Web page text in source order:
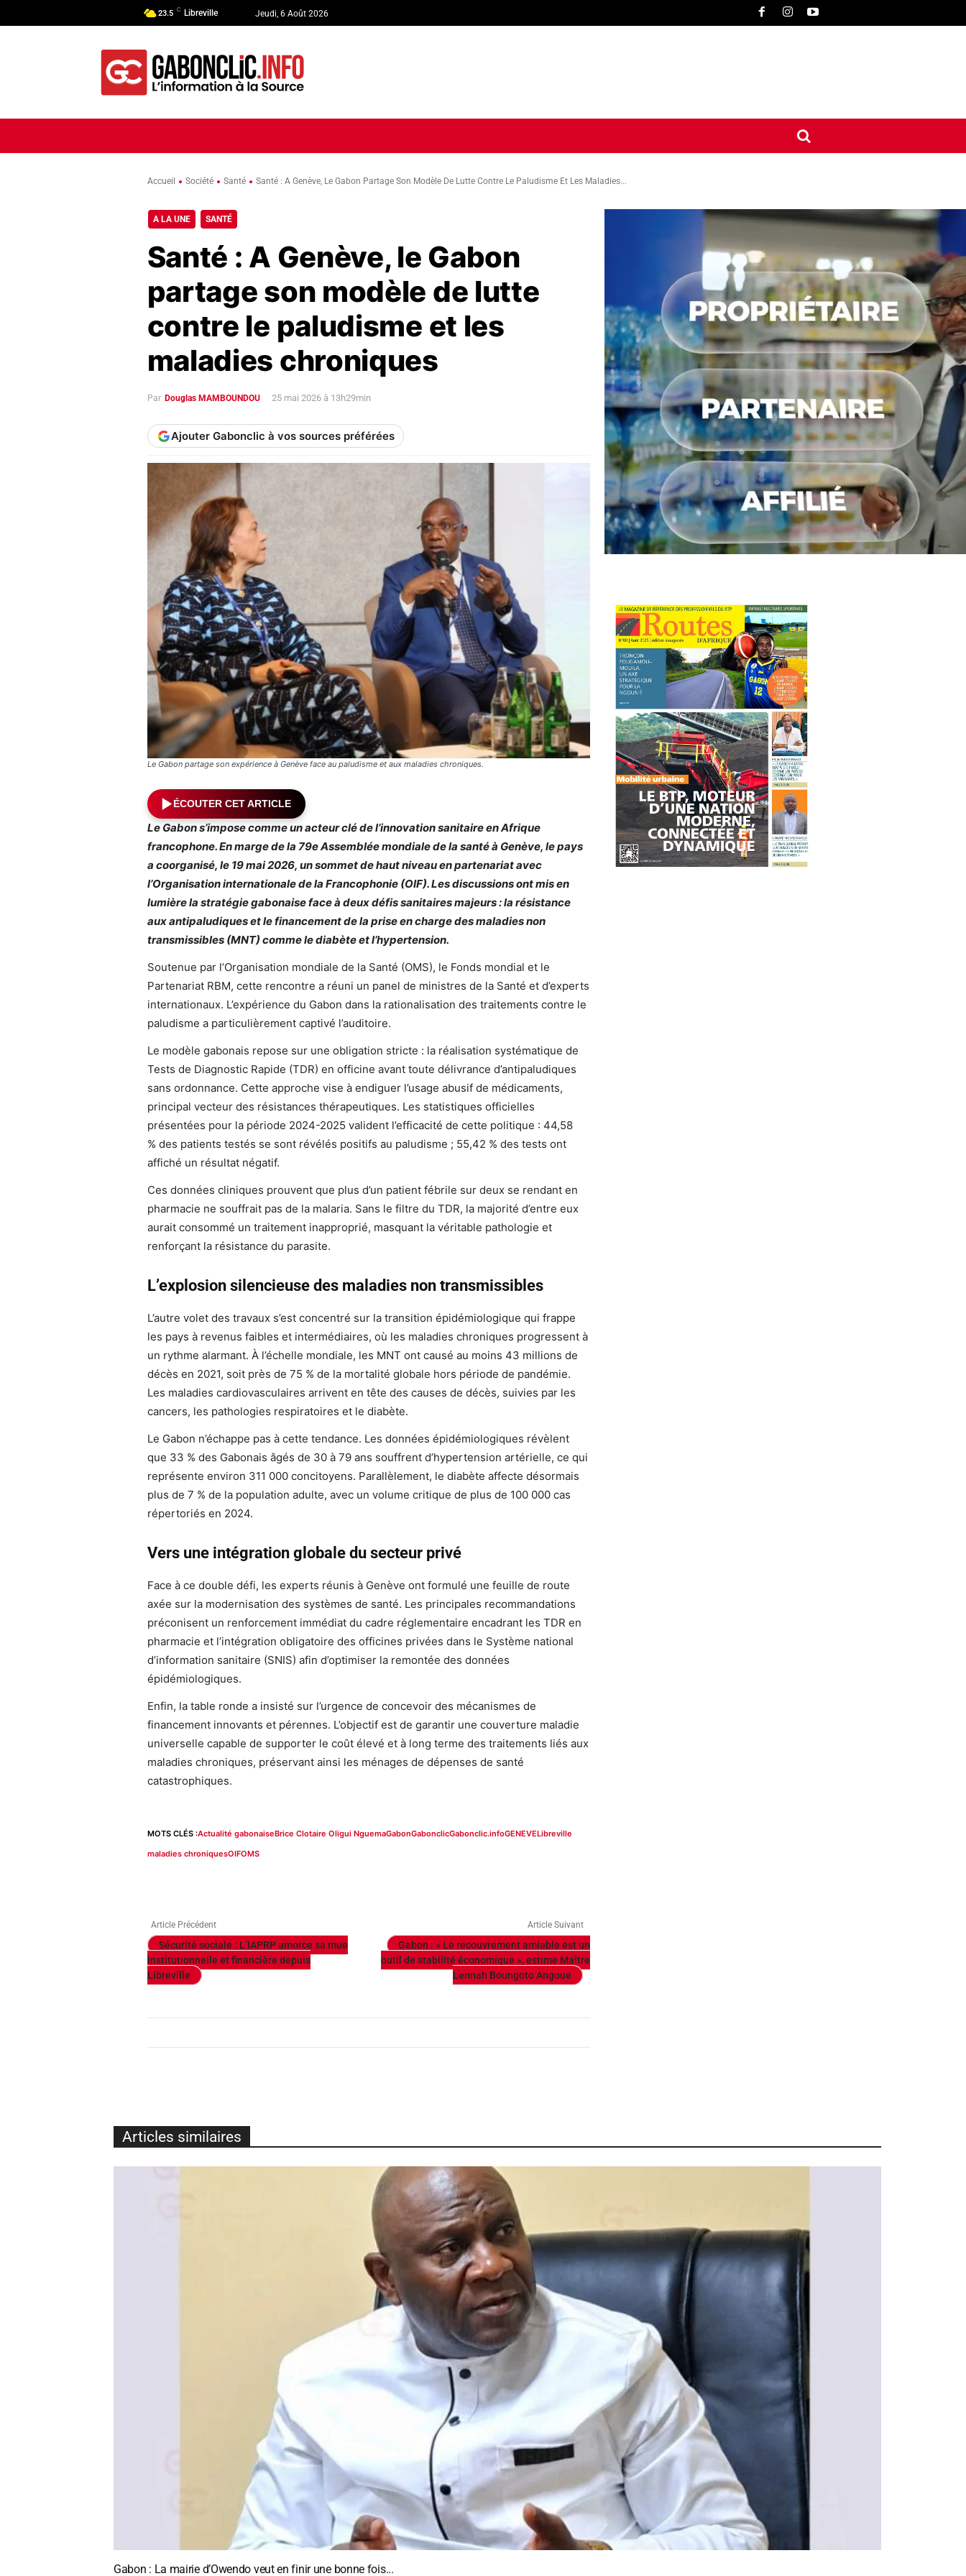
23.5 C Libreville Jeudi, 6 Août 2026
CONTACT
Accueil Société Santé Santé : A Genève, Le Gabon Partage Son Modèle De Lutte Contre Le Paludisme Et Les Maladies...
A LA UNE SANTÉ
Santé : A Genève, le Gabon
partage son modèle de lutte
contre le paludisme et les
maladies chroniques
Par Douglas MAMBOUNDOU 25 mai 2026 à 13h29min
Ajouter Gabonclic à vos sources préférées
Le Gabon partage son expérience à Genève face au paludisme et aux maladies chroniques.
ÉCOUTER CET ARTICLE
Le Gabon s’impose comme un acteur clé de l’innovation sanitaire en Afrique
francophone. En marge de la 79e Assemblée mondiale de la santé à Genève, le pays
a coorganisé, le 19 mai 2026, un sommet de haut niveau en partenariat avec
l’Organisation internationale de la Francophonie (OIF). Les discussions ont mis en
lumière la stratégie gabonaise face à deux défis sanitaires majeurs : la résistance
aux antipaludiques et le financement de la prise en charge des maladies non
transmissibles (MNT) comme le diabète et l’hypertension.
Soutenue par l’Organisation mondiale de la Santé (OMS), le Fonds mondial et le
Partenariat RBM, cette rencontre a réuni un panel de ministres de la Santé et d’experts
internationaux. L’expérience du Gabon dans la rationalisation des traitements contre le
paludisme a particulièrement captivé l’auditoire.
Le modèle gabonais repose sur une obligation stricte : la réalisation systématique de
Tests de Diagnostic Rapide (TDR) en officine avant toute délivrance d’antipaludiques
sans ordonnance. Cette approche vise à endiguer l’usage abusif de médicaments,
principal vecteur des résistances thérapeutiques. Les statistiques officielles
présentées pour la période 2024-2025 valident l’efficacité de cette politique : 44,58
% des patients testés se sont révélés positifs au paludisme ; 55,42 % des tests ont
affiché un résultat négatif.
Ces données cliniques prouvent que plus d’un patient fébrile sur deux se rendant en
pharmacie ne souffrait pas de la malaria. Sans le filtre du TDR, la majorité d’entre eux
aurait consommé un traitement inapproprié, masquant la véritable pathologie et
renforçant la résistance du parasite.
L’explosion silencieuse des maladies non transmissibles
L’autre volet des travaux s’est concentré sur la transition épidémiologique qui frappe
les pays à revenus faibles et intermédiaires, où les maladies chroniques progressent à
un rythme alarmant. À l’échelle mondiale, les MNT ont causé au moins 43 millions de
décès en 2021, soit près de 75 % de la mortalité globale hors période de pandémie.
Les maladies cardiovasculaires arrivent en tête des causes de décès, suivies par les
cancers, les pathologies respiratoires et le diabète.
Le Gabon n’échappe pas à cette tendance. Les données épidémiologiques révèlent
que 33 % des Gabonais âgés de 30 à 79 ans souffrent d’hypertension artérielle, ce qui
représente environ 311 000 concitoyens. Parallèlement, le diabète affecte désormais
plus de 7 % de la population adulte, avec un volume critique de plus de 100 000 cas
répertoriés en 2024.
Vers une intégration globale du secteur privé
Face à ce double défi, les experts réunis à Genève ont formulé une feuille de route
axée sur la modernisation des systèmes de santé. Les principales recommandations
préconisent un renforcement immédiat du cadre réglementaire encadrant les TDR en
pharmacie et l’intégration obligatoire des officines privées dans le Système national
d’information sanitaire (SNIS) afin d’optimiser la remontée des données
épidémiologiques.
Enfin, la table ronde a insisté sur l’urgence de concevoir des mécanismes de
financement innovants et pérennes. L’objectif est de garantir une couverture maladie
universelle capable de supporter le coût élevé et à long terme des traitements liés aux
maladies chroniques, préservant ainsi les ménages de dépenses de santé
catastrophiques.
MOTS CLÉS :Actualité gabonaiseBrice Clotaire Oligui NguemaGabonGabonclicGabonclic.infoGENEVELibreville
maladies chroniquesOIFOMS
Article Précédent
Sécurité sociale : L’IAPRP amorce sa mue
institutionnelle et financière depuis
Libreville
Article Suivant
Gabon : « Le recouvrement amiable est un
outil de stabilité économique », estime Maître
Lennah Boungoto Angoue
Articles similaires
Gabon : La mairie d’Owendo veut en finir une bonne fois...